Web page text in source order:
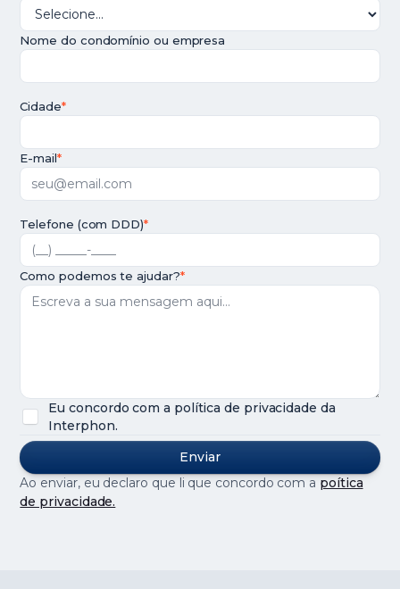
Nome do condomínio ou empresa
Cidade*
E-mail*
Telefone (com DDD)*
Como podemos te ajudar?*
Eu concordo com a política de privacidade da
Interphon.
Ao enviar, eu declaro que li que concordo com a poítica
de privacidade.